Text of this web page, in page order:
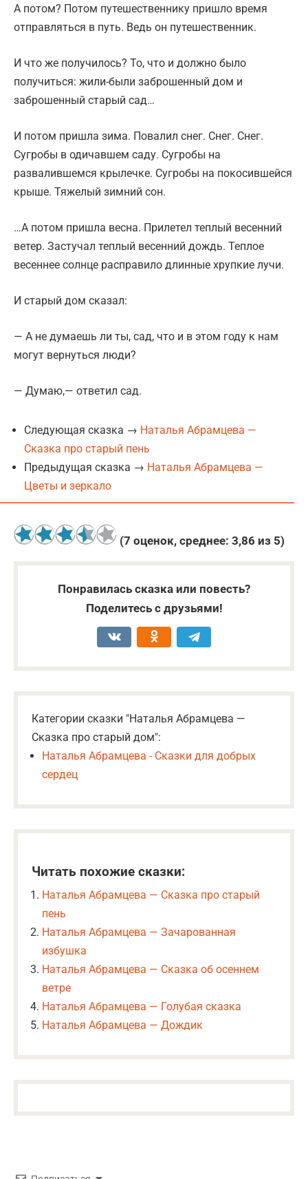
А потом? Потом путешественнику пришло время
отправляться в путь. Ведь он путешественник.
И что же получилось? То, что и должно было
получиться: жили-были заброшенный дом и
заброшенный старый сад…
И потом пришла зима. Повалил снег. Снег. Снег.
Сугробы в одичавшем саду. Сугробы на
развалившемся крылечке. Сугробы на покосившейся
крыше. Тяжелый зимний сон.
…А потом пришла весна. Прилетел теплый весенний
ветер. Застучал теплый весенний дождь. Теплое
весеннее солнце расправило длинные хрупкие лучи.
И старый дом сказал:
— А не думаешь ли ты, сад, что и в этом году к нам
могут вернуться люди?
— Думаю,— ответил сад.
Следующая сказка → Наталья Абрамцева —
Сказка про старый пень
Предыдущая сказка → Наталья Абрамцева —
Цветы и зеркало
(7 оценок, среднее: 3,86 из 5)
Понравилась сказка или повесть?
Поделитесь с друзьями!
Категории сказки "Наталья Абрамцева —
Сказка про старый дом":
Наталья Абрамцева - Сказки для добрых
сердец
Читать похожие сказки:
Наталья Абрамцева — Сказка про старый
пень
Наталья Абрамцева — Зачарованная
избушка
Наталья Абрамцева — Сказка об осеннем
ветре
Наталья Абрамцева — Голубая сказка
Наталья Абрамцева — Дождик